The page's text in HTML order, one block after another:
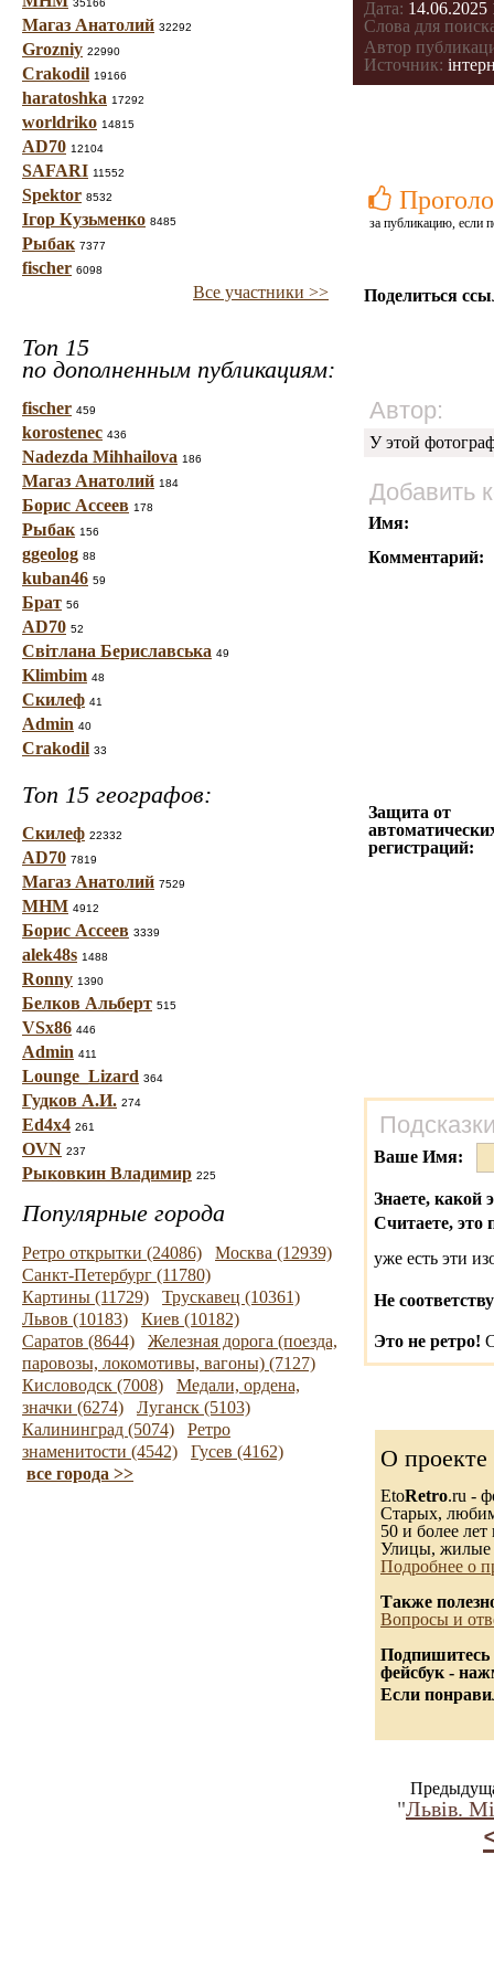
35166
Магаз Анатолий 32292
Grozniy 22990
Crakodil 19166
haratoshka 17292
worldriko 14815
AD70 12104
SAFARI 11552
Spektor 8532
Ігор Кузьменко 8485
Рыбак 7377
fischer 6098
Все участники >>
Топ 15
по дополненным публикациям:
fischer 459
korostenec 436
Nadezda Mihhailova 186
Магаз Анатолий 184
Борис Ассеев 178
Рыбак 156
ggeolog 88
kuban46 59
Брат 56
AD70 52
Світлана Бериславська 49
Klimbim 48
Скилеф 41
Admin 40
Crakodil 33
Топ 15 географов:
Скилеф 22332
AD70 7819
Магаз Анатолий 7529
МНМ 4912
Борис Ассеев 3339
alek48s 1488
Ronny 1390
Белков Альберт 515
VSx86 446
Admin 411
Lounge_Lizard 364
Гудков А.И. 274
Ed4x4 261
OVN 237
Рыковкин Владимир 225
Популярные города
Ретро открытки (24086)
Москва (12939)
Санкт-Петербург (11780)
Картины (11729)
Трускавец (10361)
Львов (10183)
Киев (10182)
Саратов (8644)
Железная дорога (поезда,
паровозы, локомотивы, вагоны) (7127)
Кисловодск (7008)
Медали, ордена,
значки (6274)
Луганск (5103)
Калининград (5074)
Ретро
знаменитости (4542)
Гусев (4162)
все города >>
Дата: 14.06.2025
Слова для
Автор
Источник:
за публикацию, если
Поделиться
Автор:
У этой
Добавить
Имя:
Комментарий:
Защита от
регистраций:
Ваше Имя:
Знаете, какой
Считаете, это
уже есть эти
Не
Это не ретро!
О проекте
EtoRetro.ru -
Старых,
50 и более лет
Улицы, жилые
Подробнее о
Также
Вопросы и
Подпишитесь
фейсбук -
Если
"Львів.